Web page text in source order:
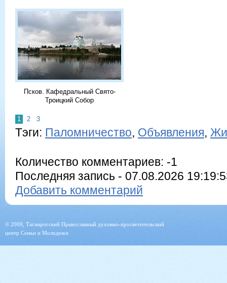
Псков. Кафедральный Свято-
Троицкий Собор
1 2 3
Тэги: Паломничество, Объявления,
Количество комментариев: -1
Последняя запись - 07.08.2026
Добавить комментарий
© 2009, Таганрогский Православный духовно-просветительский
центр Семьи и Молодежи